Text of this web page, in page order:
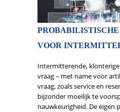
PROBABILISTISCHE
VOOR
Intermitterende,
vraag – met name voor
vraag, zoals service en
bijzonder moeilijk te
nauwkeurigheid. De eigen